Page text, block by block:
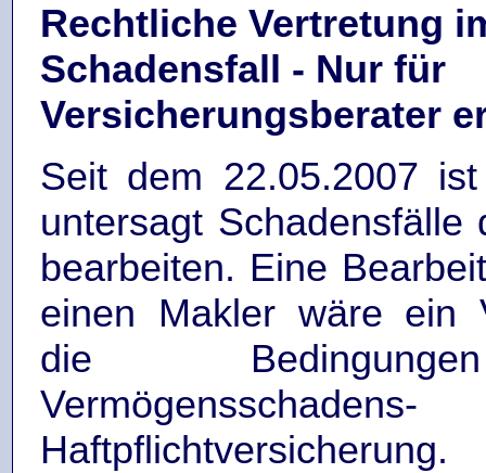
Rechtliche Vertretung
Schadensfall - Nur für
Versicherungsberater
Seit dem 22.05.2007
untersagt Schadensfälle
bearbeiten. Eine
einen Makler wäre ein
die
Vermögensschadens-
Haftpflichtversicherung.